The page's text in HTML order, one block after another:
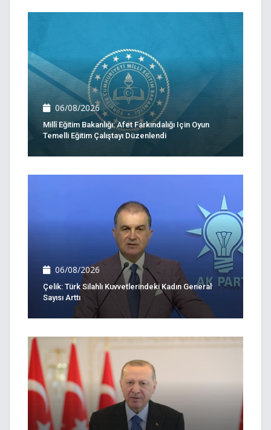
06/08/2026
Millî Eğitim Bakanlığı: Afet Farkındalığı Için Oyun
Temelli Eğitim Çalıştayı Düzenlendi
06/08/2026
Çelik: Türk Silahlı Kuvvetlerindeki Kadın General
Sayısı Arttı